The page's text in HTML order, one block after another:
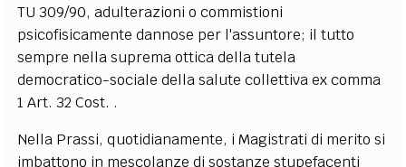
TU 309/90, adulterazioni o commistioni
psicofisicamente dannose per l'assuntore; il tutto
sempre nella suprema ottica della tutela
democratico-sociale della salute collettiva ex comma
1 Art. 32 Cost. .
Nella Prassi, quotidianamente, i Magistrati di merito si
imbattono in mescolanze di sostanze stupefacenti